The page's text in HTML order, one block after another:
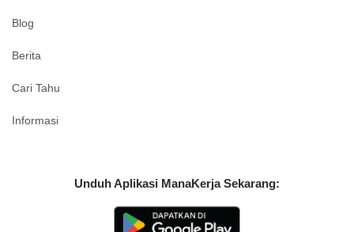
Blog
Berita
Cari Tahu
Informasi
Unduh Aplikasi ManaKerja Sekarang: